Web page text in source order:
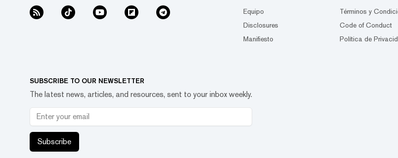
Equipo
Disclosures
Manifiesto
Términos y
Code of Conduct
Política de
SUBSCRIBE TO OUR NEWSLETTER
The latest news, articles, and resources, sent to your inbox weekly.
Subscribe